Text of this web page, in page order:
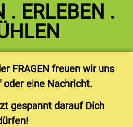
. ERLEBEN .
FRAGEN freuen wir uns
oder eine Nachricht.
gespannt darauf Dich